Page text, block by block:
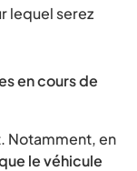
lequel serez
en cours de
Notamment, en
le véhicule